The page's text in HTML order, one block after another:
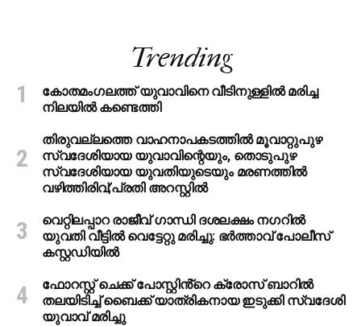
Trending
കോതമംഗലത്ത് യുവാവിനെ വീടിനുള്ളിൽ മരിച്ച
നിലയിൽ കണ്ടെത്തി
തിരുവല്ലത്തെ വാഹനാപകടത്തില്‍ മൂവാറ്റുപുഴ
സ്വദേശിയായ യുവാവിന്റെയും, തൊടുപുഴ
സ്വദേശിയായ യുവതിയുടെയും മരണത്തില്‍
വഴിത്തിരിവ്;പ്രതി അറസ്റ്റില്‍
വെറ്റിലപ്പാറ രാജീവ് ഗാന്ധി ദശലക്ഷം നഗറിൽ
യുവതി വീട്ടിൽ വെട്ടേറ്റു മരിച്ചു: ഭർത്താവ് പോലീസ്
കസ്റ്റഡിയിൽ
ഫോറസ്റ്റ് ചെക്ക് പോസ്റ്റിൻ്റെ ക്രോസ് ബാറില്‍
തലയിടിച്ച് ബൈക്ക് യാത്രികനായ ഇടുക്കി സ്വദേശി
യുവാവ് മരിച്ചു